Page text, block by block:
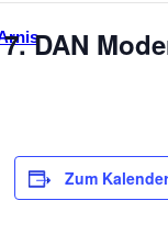
DAN
Zum